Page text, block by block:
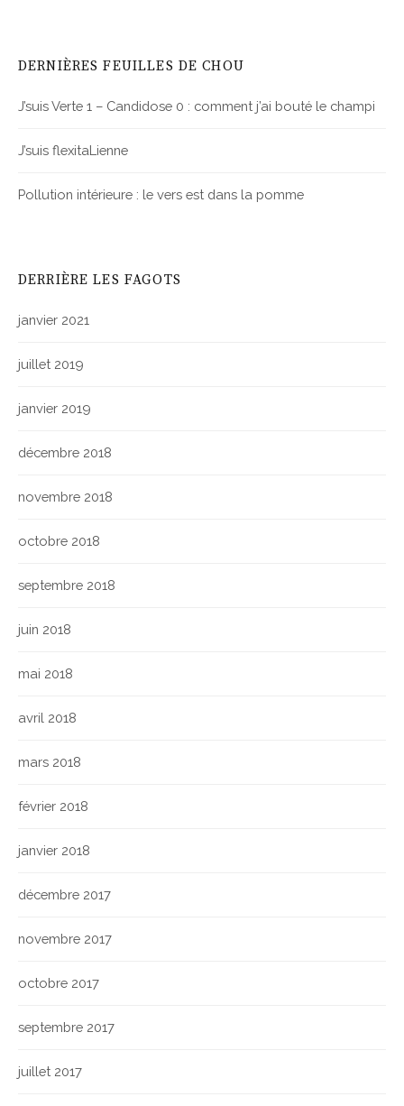
DERNIÈRES FEUILLES DE CHOU
J’suis Verte 1 – Candidose 0 : comment j’ai bouté le champi
J’suis flexitaLienne
Pollution intérieure : le vers est dans la pomme
DERRIÈRE LES FAGOTS
janvier 2021
juillet 2019
janvier 2019
décembre 2018
novembre 2018
octobre 2018
septembre 2018
juin 2018
mai 2018
avril 2018
mars 2018
février 2018
janvier 2018
décembre 2017
novembre 2017
octobre 2017
septembre 2017
juillet 2017